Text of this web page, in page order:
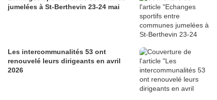
jumelées à St-Berthevin 23-24 mai
Les intercommunalités 53 ont
renouvelé leurs dirigeants en avril
2026